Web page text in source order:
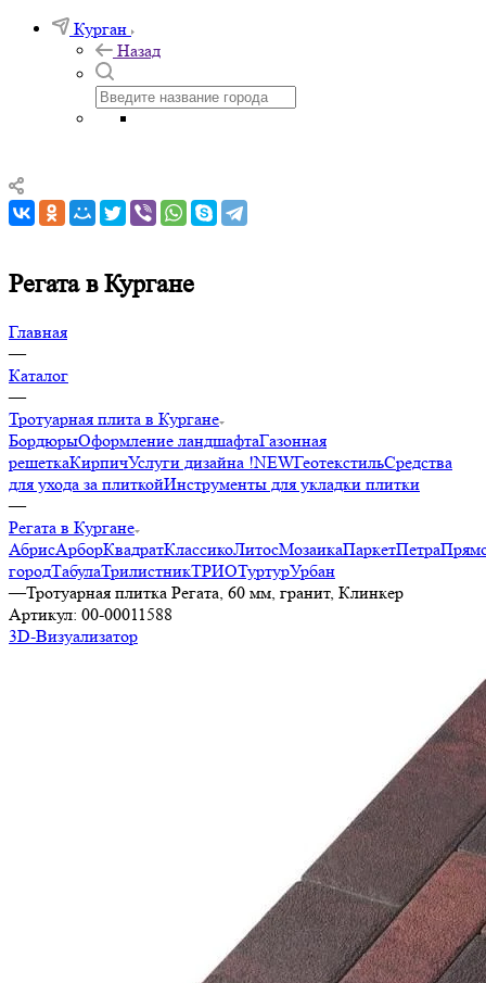
Курган
Назад
Регата в Кургане
Главная
—
Каталог
—
Тротуарная плита в Кургане
БордюрыОформление ландшафтаГазонная
решеткаКирпичУслуги дизайна !NEWГеотекстильСредства
для ухода за плиткойИнструменты для укладки плитки
—
Регата в Кургане
АбрисАрборКвадратКлассикоЛитосМозаикаПаркетПетра
городТабулаТрилистникТРИОТуртурУрбан
—Тротуарная плитка Регата, 60 мм, гранит, Клинкер
Артикул: 00-00011588
3D-Визуализатор